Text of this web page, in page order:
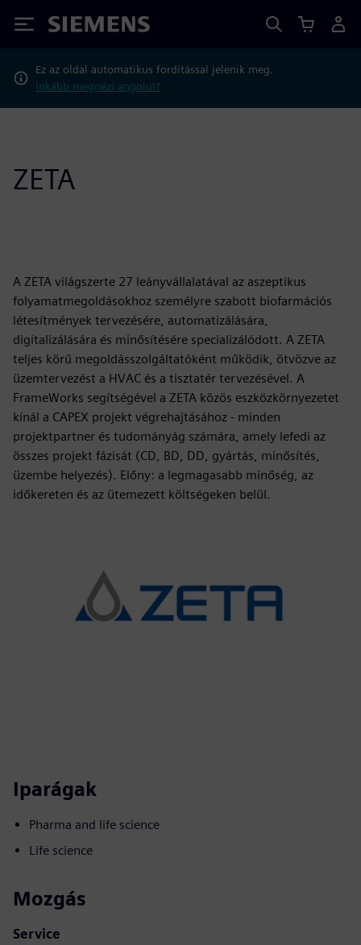
Siemens
Ez az oldal automatikus fordítással jelenik meg.
Inkább megnézi angolul?
ZETA
A ZETA világszerte 27 leányvállalatával az aszeptikus
folyamatmegoldásokhoz személyre szabott biofarmációs
létesítmények tervezésére, automatizálására,
digitalizálására és minősítésére specializálódott. A ZETA
teljes körű megoldásszolgáltatóként működik, ötvözve az
üzemtervezést a HVAC és a tisztatér tervezésével. A
FrameWorks segítségével a ZETA közös eszközkörnyezetet
kínál a CAPEX projekt végrehajtásához - minden
projektpartner és tudományág számára, amely lefedi az
összes projekt fázisát (CD, BD, DD, gyártás, minősítés,
üzembe helyezés). Előny: a legmagasabb minőség, az
időkereten és az ütemezett költségeken belül.
Iparágak
Pharma and life science
Life science
Mozgás
Service